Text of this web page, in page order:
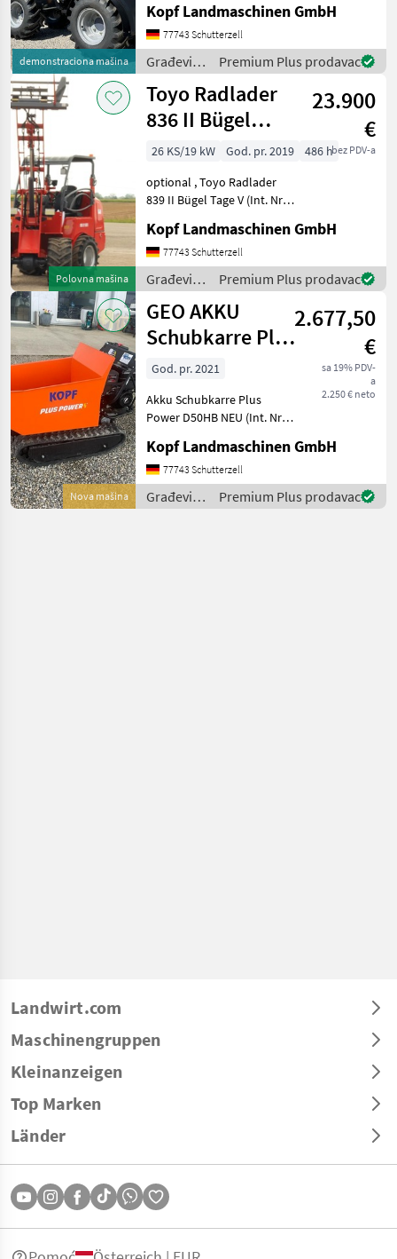
demonstraciona mašina
Steuerkreis, STVZO-
GutachtenStandard
Schaufel 110 cm und
Palettengabel
Neumaschine 2024 3, 1
Kopf Landmaschinen GmbH
77743 Schutterzell
Građevinski
strojevi /
Toyo
Premium Plus prodavac
Polovna mašina
Toyo Radlader
836 II Bügel
Stage V 310
Hubmast
23.900
€
bez PDV-a
26 KS/19 kW God. pr. 2019
486 h
optional , Toyo Radlader
839 II Bügel Tage V (Int. Nr.
Stage V Baujahr 2019 486
Betriebsstunden 3, 10 m
Hubhöhe / Hubmast
Allradantrieb übe
Kopf Landmaschinen GmbH
77743 Schutterzell
Građevinski
strojevi /
Toyo
Premium Plus prodavac
Nova mašina
GEO AKKU
Schubkarre Plus
Power D50HB
NEU
2.677,50
€
sa 19% PDV-
a
2.250 € neto
God. pr. 2021
Akku Schubkarre Plus
Power D50HB NEU (Int. Nr.
Mini Dumper Baujahr 2021
Manufaktur: Plus Power
Modell: D50HB Engine: B+S
Net weight: 255,
Kopf Landmaschinen GmbH
77743 Schutterzell
Građevinski
strojevi /
Premium Plus prodavac
Landwirt.com
Maschinengruppen
Kleinanzeigen
Top Marken
Länder